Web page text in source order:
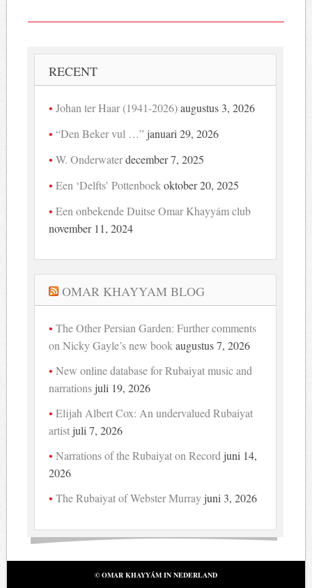
RECENT
Johan ter Haar (1941-2026) augustus 3, 2026
“Den Beker vul …” januari 29, 2026
W. Onderwaterdecember 7, 2025
Een ‘Delfts’ Pottenboek oktober 20, 2025
Een onbekende Duitse Omar Khayyám club
november 11, 2024
OMAR KHAYYAM BLOG
The Other Persian Garden: Further comments
on Nicky Gayle’s new book augustus 7, 2026
New online database for Rubaiyat music and
narrations juli 19, 2026
Elijah Albert Cox: An undervalued Rubaiyat
artist juli 7, 2026
Narrations of the Rubaiyat on Record juni 14,
2026
The Rubaiyat of Webster Murray juni 3, 2026
© OMAR KHAYYÁM IN NEDERLAND